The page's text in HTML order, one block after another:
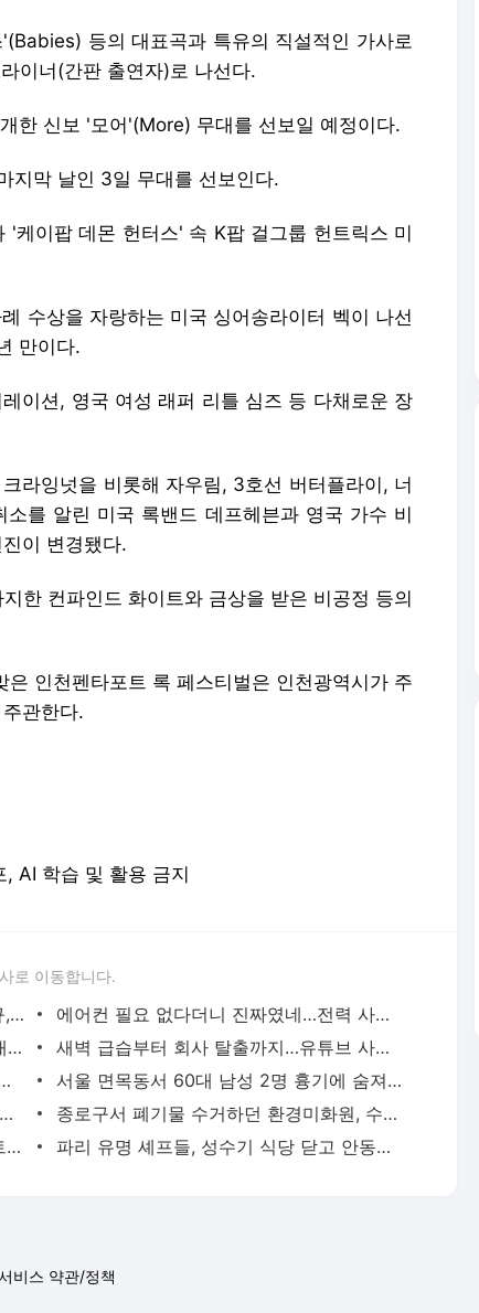
등의 대표곡과 특유의 직설적인 가사로
이너(간판 출연자)로 나선다.
한 신보 '모어'(More) 무대를 선보일 예정이다.
지막 날인 3일 무대를 선보인다.
케이팝 데몬 헌터스' 속 K팝 걸그룹 헌트릭스 미
수상을 자랑하는 미국 싱어송라이터 벡이 나선
만이다.
이션, 영국 여성 래퍼 리틀 심즈 등 다채로운 장
라잉넛을 비롯해 자우림, 3호선 버터플라이, 너
를 알린 미국 록밴드 데프헤븐과 영국 가수 비
이 변경됐다.
한 컨파인드 화이트와 금상을 받은 비공정 등의
인천펜타포트 록 페스티벌은 인천광역시가 주
관한다.
AI 학습 및 활용 금지
로 이동합니다.
이임생이 밝힌 홍명보 선임 내막…"정몽규, TD판단 믿는다고 해"(종합) | 연합뉴스
에어컨 필요 없다더니 진짜였네…전력 사용량으로 본 냉방 도시 | 연합뉴스
천안 교회서 지내던 11세 사망…경찰, 학대치사 여부 수사(종합) | 연합뉴스
새벽 급습부터 회사 탈출까지…유튜브 사로잡은 '날것'의 일상 | 연합뉴스
면 일하고 건강하게 먹어라" | 연합뉴스
서울 면목동서 60대 남성 2명 흉기에 숨져…지인 사이 추정(종합) | 연합뉴스
'김부장' 제작사 판타지오 회장, 자본시장법 위반 혐의 피소 | 연합뉴스
종로구서 폐기물 수거하던 환경미화원, 수거차에 치여 숨져 | 연합뉴스
호흡곤란 생후 2일 신생아, 경찰 에스코트로 생명 구해 | 연합뉴스
파리 유명 셰프들, 성수기 식당 닫고 안동서 한식 배운다 | 연합뉴스
비스 약관/정책